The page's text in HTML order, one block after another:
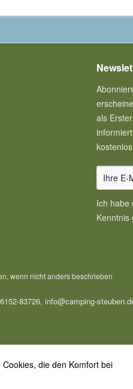
als
Ich habe
Kenntnis
wenn nicht anders beschrieben
83726, info@camping-
die den Komfort bei